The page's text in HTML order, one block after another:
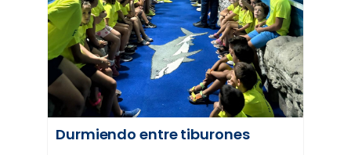
Durmiendo entre tiburones